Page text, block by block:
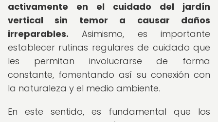
activamente en el cuidado del jardín
vertical sin temor a causar daños
irreparables. Asimismo, es importante
establecer rutinas regulares de cuidado que
les permitan involucrarse de forma
constante, fomentando así su conexión con
la naturaleza y el medio ambiente.
En este sentido, es fundamental que los